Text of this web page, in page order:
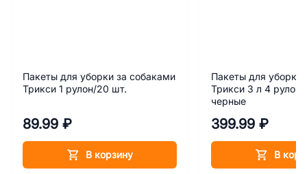
Пакеты для уборки за собаками
Трикси 1 рулон/20 шт.
89.99 ₽
В корзину
Пакеты для уборки
Трикси 3 л 4
черные
399.99 ₽
В